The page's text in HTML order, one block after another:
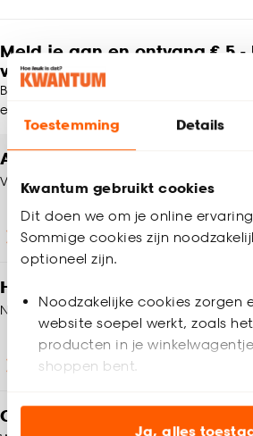
Toestemming Details
Kwantum gebruikt cookies
Dit doen we om je online
Sommige cookies zijn
optioneel zijn.
Noodzakelijke cookies zorgen
website soepel werkt, zoals
producten in je
shoppen bent.
Analytische cookies
website te verbeteren voor jou
Ja, alles
Meld je aan en ontvang €
volgende bestelling
Blijf per e-mail op de hoogte van leuke
en meer!
Altijd een winkel in de buurt
Vind jouw Kwantum winkel
Winkels en openingstijden
Heb je vragen?
Neem contact op met onze
Klantenservice
Op zoek naar inspiratie?